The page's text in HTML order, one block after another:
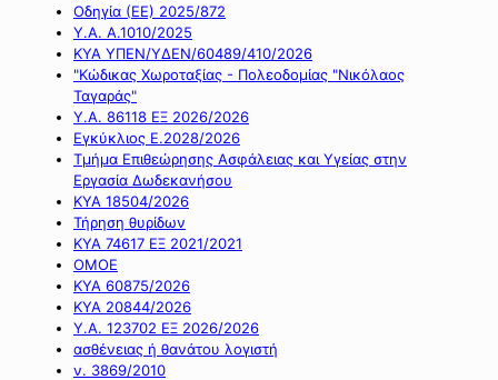
Οδηγία (ΕΕ) 2025/872
Υ.Α. Α.1010/2025
ΚΥΑ ΥΠΕΝ/ΥΔΕΝ/60489/410/2026
"Κώδικας Χωροταξίας - Πολεοδομίας "Νικόλαος
Ταγαράς"
Υ.Α. 86118 ΕΞ 2026/2026
Εγκύκλιος Ε.2028/2026
Τμήμα Επιθεώρησης Ασφάλειας και Υγείας στην
Εργασία Δωδεκανήσου
ΚΥΑ 18504/2026
Τήρηση θυρίδων
ΚΥΑ 74617 ΕΞ 2021/2021
ΟΜΟΕ
ΚΥΑ 60875/2026
ΚΥΑ 20844/2026
Υ.Α. 123702 ΕΞ 2026/2026
ασθένειας ή θανάτου λογιστή
ν. 3869/2010